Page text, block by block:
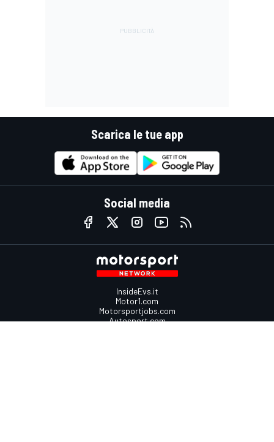
Scarica le tue app
Social media
InsideEvs.it
Motor1.com
Motorsportjobs.com
Autosport.com